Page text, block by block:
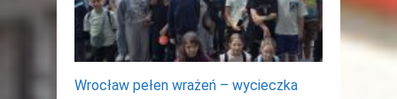
Wrocław pełen wrażeń – wycieczka